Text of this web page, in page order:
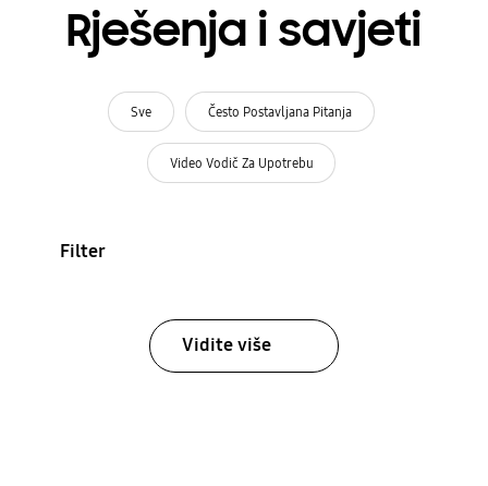
Rješenja i savjeti
Sve Često Postavljana Pitanja
Video Vodič Za Upotrebu
Filter
Vidite više